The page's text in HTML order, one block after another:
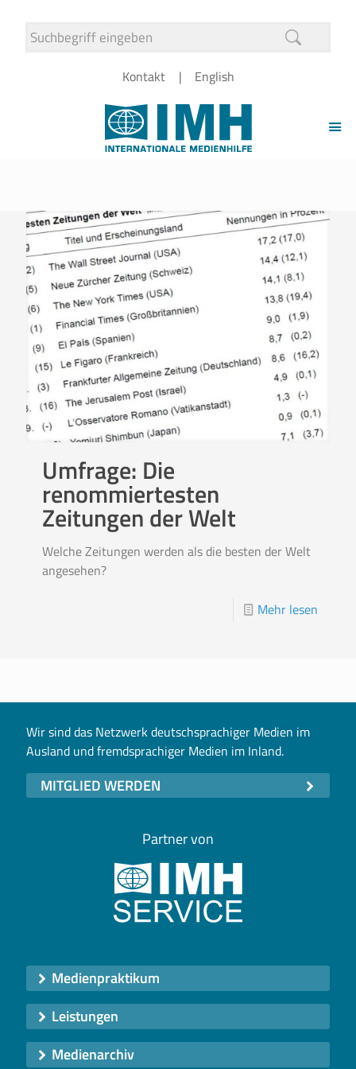
Kontakt English
Umfrage: Die
renommiertesten
Zeitungen der Welt
Welche Zeitungen werden als die besten der Welt
angesehen?
Mehr lesen
Wir sind das Netzwerk deutschsprachiger Medien im
Ausland und fremdsprachiger Medien im Inland.
MITGLIED WERDEN
Partner von
Medienpraktikum
Leistungen
Medienarchiv